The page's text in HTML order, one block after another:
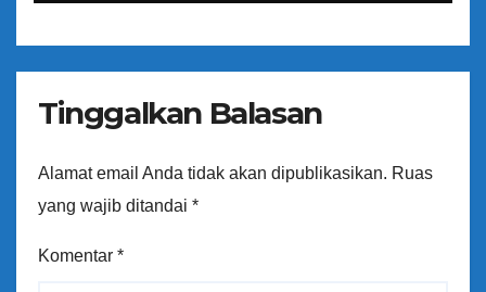
Tinggalkan Balasan
Alamat email Anda tidak akan dipublikasikan. Ruas
yang wajib ditandai *
Komentar *